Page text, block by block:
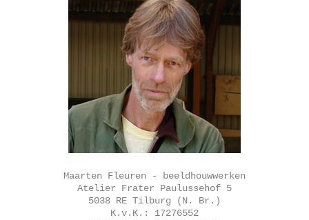
Maarten Fleuren - beeldhouwwerken
Atelier Frater Paulussehof 5
5038 RE Tilburg (N. Br.)
K.v.K.: 17276552